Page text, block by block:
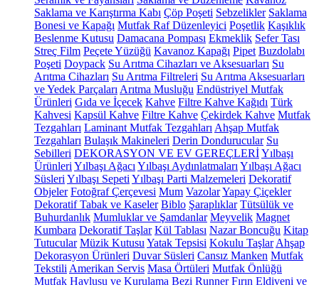
Saklama ve Karıştırma Kabı Çöp Poşeti Sebzelikler Saklama
Bonesi ve Kapağı Mutfak Raf Düzenleyici Poşetlik Kaşıklık
Beslenme Kutusu Damacana Pompası Ekmeklik Sefer Tası
Streç Film Peçete Yüzüğü Kavanoz Kapağı Pipet Buzdolabı
Poşeti Doypack Su Arıtma Cihazları ve Aksesuarları Su
Arıtma Cihazları Su Arıtma Filtreleri Su Arıtma Aksesuarları
ve Yedek Parçaları Arıtma Musluğu Endüstriyel Mutfak
Ürünleri Gıda ve İçecek Kahve Filtre Kahve Kağıdı Türk
Kahvesi Kapsül Kahve Filtre Kahve Çekirdek Kahve Mutfak
Tezgahları Laminant Mutfak Tezgahları Ahşap Mutfak
Tezgahları Bulaşık Makineleri Derin Dondurucular Su
Sebilleri DEKORASYON VE EV GEREÇLERİYılbaşı
Ürünleri Yılbaşı Ağacı Yılbaşı Aydınlatmaları Yılbaşı Ağacı
Süsleri Yılbaşı Sepeti Yılbaşı Parti Malzemeleri Dekoratif
Objeler Fotoğraf Çerçevesi Mum VazolarYapay Çiçekler
Dekoratif Tabak ve Kaseler Biblo Şaraplıklar Tütsülük ve
Buhurdanlık Mumluklar ve Şamdanlar Meyvelik Magnet
Kumbara Dekoratif Taşlar Kül Tablası Nazar Boncuğu Kitap
Tutucular Müzik Kutusu Yatak Tepsisi Kokulu Taşlar Ahşap
Dekorasyon Ürünleri Duvar Süsleri Cansız Manken Mutfak
Tekstili Amerikan Servis Masa Örtüleri Mutfak Önlüğü
Mutfak Havlusu ve Kurulama Bezi Runner Fırın Eldiveni ve